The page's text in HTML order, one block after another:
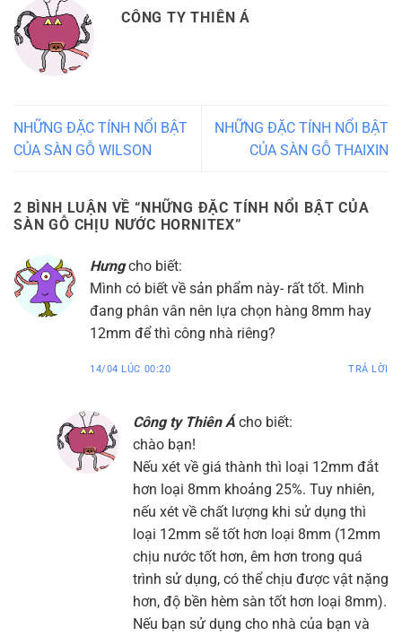
CÔNG TY THIÊN Á
NHỮNG ĐẶC TÍNH NỔI BẬT
CỦA SÀN GỖ WILSON
NHỮNG ĐẶC TÍNH NỔI BẬT
CỦA SÀN GỖ THAIXIN
2 BÌNH LUẬN VỀ “NHỮNG ĐẶC TÍNH NỔI BẬT CỦA
SÀN GỖ CHỊU NƯỚC HORNITEX”
Hưng cho biết:
Mình có biết về sản phẩm này- rất tốt. Mình
đang phân vân nên lựa chọn hàng 8mm hay
12mm để thì công nhà riêng?
14/04 LÚC 00:20 TRẢ LỜI
Công ty Thiên Á cho biết:
chào bạn!
Nếu xét về giá thành thì loại 12mm đắt
hơn loại 8mm khoảng 25%. Tuy nhiên,
nếu xét về chất lượng khi sử dụng thì
loại 12mm sẽ tốt hơn loại 8mm (12mm
chịu nước tốt hơn, êm hơn trong quá
trình sử dụng, có thể chịu được vật nặng
hơn, độ bền hèm sàn tốt hơn loại 8mm).
Nếu bạn sử dụng cho nhà của bạn và